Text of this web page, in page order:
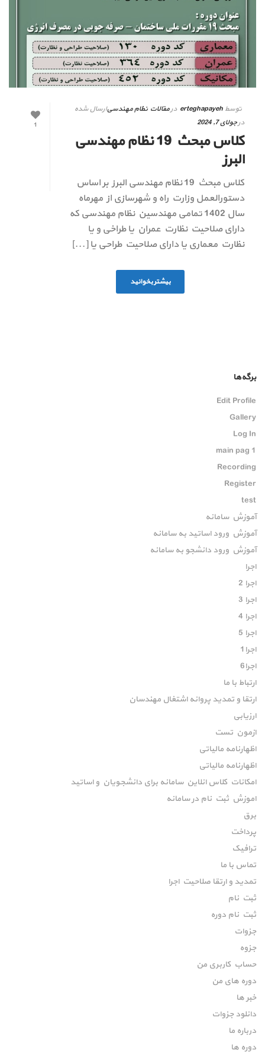
1
توسط erteghapayeh درمقالات نظام مهندسیارسال شده
درجولای 7, 2024
کلاس مبحث 19 نظام مهندسی
البرز
کلاس مبحث 19 نظام مهندسی البرز بر اساس
دستورالعمل وزارت راه و شهرسازی از مهرماه
سال 1402 تمامی مهندسین نظام مهندسی که
دارای صلاحیت نظارت عمران یا طراخی و یا
نظارت معماری یا دارای صلاحیت طراحی یا [...]
بیشتر بخوانید
برگه‌ها
Edit Profile
Gallery
Log In
main pag 1
Recording
Register
test
آموزش سامانه
آموزش ورود اساتید به سامانه
آموزش ورود دانشجو به سامانه
اجرا
اجرا 2
اجرا 3
اجرا 4
اجرا 5
اجرا1
اجرا6
ارتباط با ما
ارتقا و تمدید پروانه اشتغال مهندسان
ارزیابی
ازمون تست
اظهارنامه مالیاتی
اظهارنامه مالیاتی
امکانات کلاس انلاین سامانه برای دانشجویان و اساتید
اموزش ثبت نام در سامانه
برق
پرداخت
ترافیک
تماس با ما
تمدید و ارتقا صلاحیت اجرا
ثبت نام
ثبت نام دوره
جزوات
جزوه
حساب کاربری من
دوره های من
خبر ها
دانلود جزوات
درباره ما
دوره ها